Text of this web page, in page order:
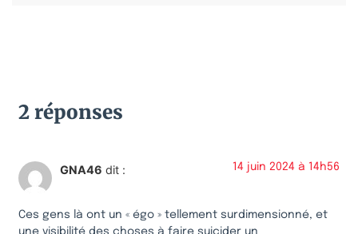
2 réponses
GNA46 dit : 14 juin 2024 à 14h56
Ces gens là ont un « égo » tellement surdimensionné, et
une visibilité des choses à faire suicider un